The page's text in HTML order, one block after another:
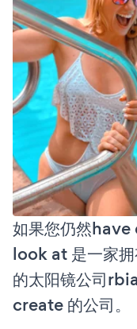
如果您仍然
look at 是一家
的太阳镜公司
create 的公司。